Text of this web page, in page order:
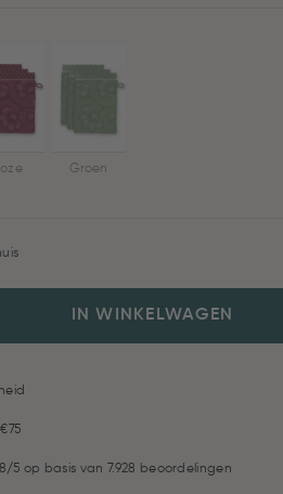
Groen
IN WINKELWAGEN
5 op basis van 7.928 beoordelingen